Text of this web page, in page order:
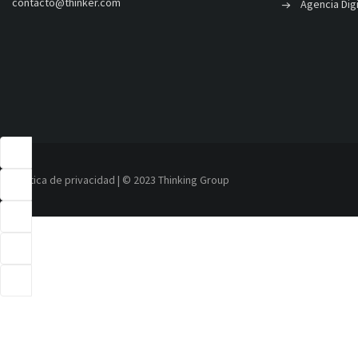
Agencia
Política de privacidad | © 2023 Thinking Group